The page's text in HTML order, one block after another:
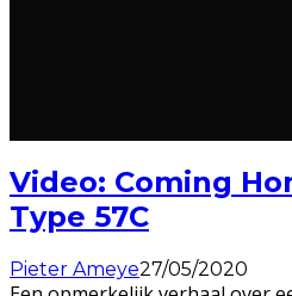
Video: Coming
Type 57C
Pieter Ameye27/05/2020